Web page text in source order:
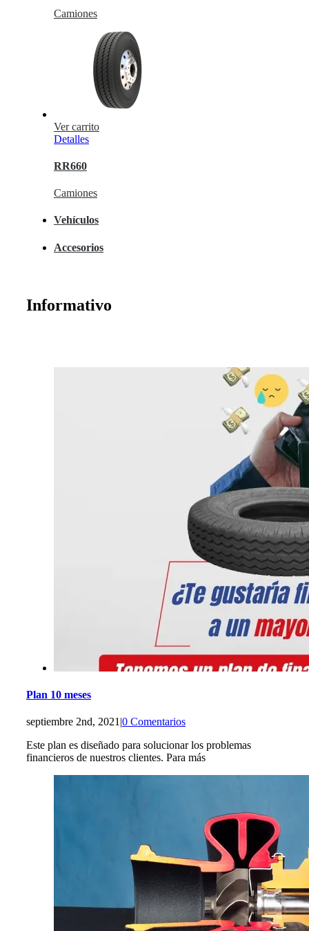
Camiones
Ver carrito
Detalles
RR660
Camiones
Vehículos
Accesorios
Informativo
Plan 10 meses
septiembre 2nd, 2021 |0 Comentarios
Este plan es diseñado para solucionar los problemas
financieros de nuestros clientes. Para más